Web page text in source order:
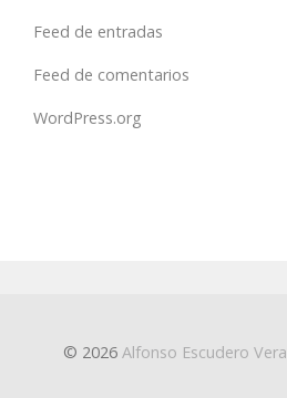
Feed de entradas
Feed de comentarios
WordPress.org
© 2026 Alfonso Escudero Vera